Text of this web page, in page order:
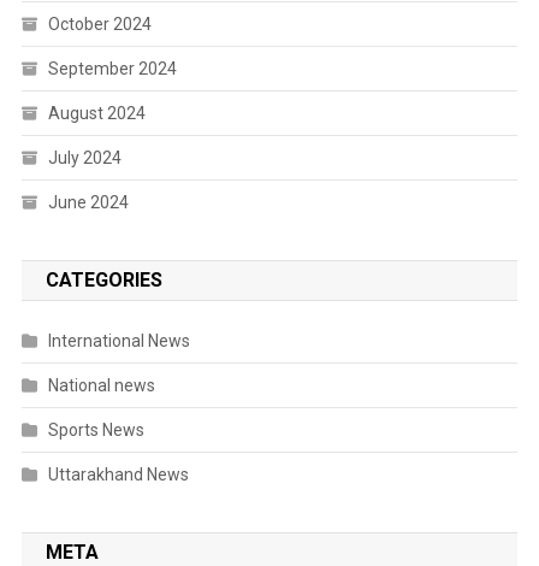
October 2024
September 2024
August 2024
July 2024
June 2024
CATEGORIES
International News
National news
Sports News
Uttarakhand News
META